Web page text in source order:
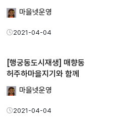
마을넷운영
2021-04-04
[행궁동도시재생] 매향동
허주하마을지기와 함께
마을넷운영
2021-04-04